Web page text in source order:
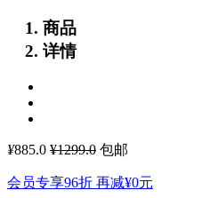
商品
详情
¥885.0 ¥1299.0 包邮
会员专享96折 再减¥0元